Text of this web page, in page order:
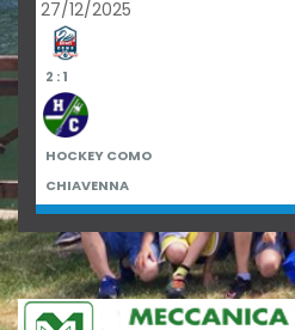
27/12/2025
2 : 1
HOCKEY COMO
CHIAVENNA